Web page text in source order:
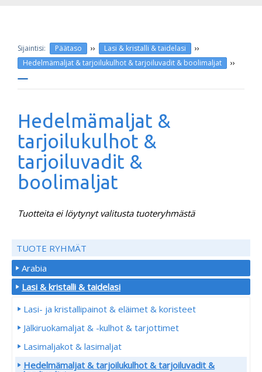
Päätaso ›› Lasi & kristalli & taidelasi ››
Hedelmämaljat & tarjoilukulhot & tarjoiluvadit & boolimaljat ››
Hedelmämaljat &
tarjoilukulhot &
tarjoiluvadit &
boolimaljat
Tuotteita ei löytynyt valitusta tuoteryhmästä
TUOTE RYHMÄT
Arabia
Lasi & kristalli & taidelasi
Lasi- ja kristallipainot & eläimet & koristeet
Jälkiruokamaljat & -kulhot & tarjottimet
Lasimaljakot & lasimaljat
Hedelmämaljat & tarjoilukulhot & tarjoiluvadit &